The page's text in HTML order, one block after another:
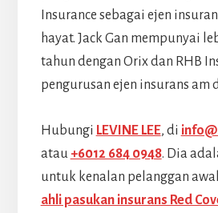
Insurance sebagai ejen
hayat. Jack Gan mempunyai
tahun dengan Orix dan RHB
pengurusan ejen insurans am
Hubungi LEVINE LEE, di
atau +6012 684 0948. Dia
untuk kenalan pelanggan
ahli pasukan insurans Red